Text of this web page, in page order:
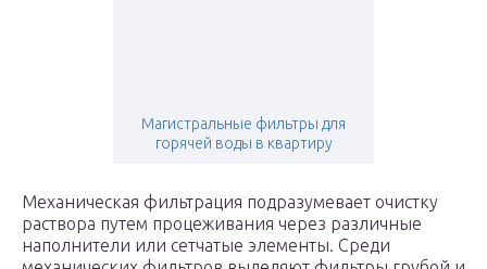
Магистральные фильтры для
горячей воды в квартиру
Механическая фильтрация подразумевает очистку
раствора путем процеживания через различные
наполнители или сетчатые элементы. Среди